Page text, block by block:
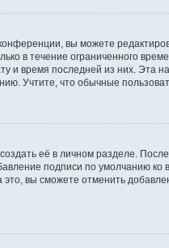
вы можете
в течение ограниченного
и время последней из них.
Учтите, что обычные
её в личном разделе.
подписи по умолчанию
вы сможете отменить